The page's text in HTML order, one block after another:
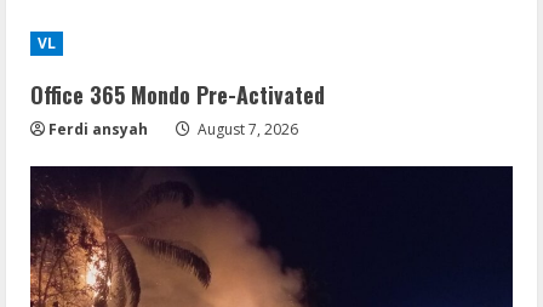
VL
Office 365 Mondo Pre-Activated
Ferdi ansyah August 7, 2026